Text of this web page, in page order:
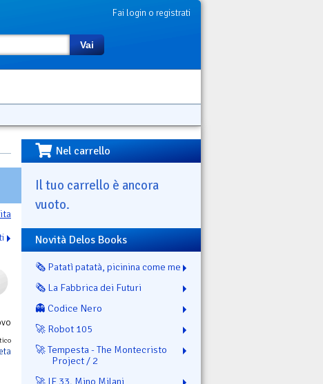
Fai login o registrati
Vai
Nel carrello
Il tuo carrello è ancora
vuoto.
Novità Delos Books
🗞️ Patatì patatà, picinina come me
🗞️ La Fabbrica dei Futuri
👻 Codice Nero
🚀 Robot 105
🚀 Tempesta - The Montecristo
Project / 2
🚀 IF 33. Mino Milani